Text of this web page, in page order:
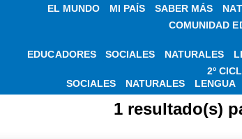
EL MUNDO MI PAÍS SABER MÁS
COMUNIDAD
EDUCADORES
SOCIALES
NATURALES
2º
SOCIALES
NATURALES LENGUA
NOTICIAS
1 resultado(s)